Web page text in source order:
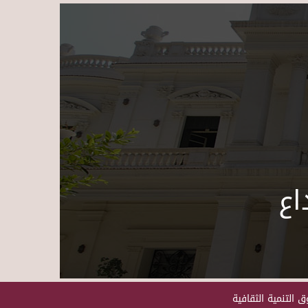
Skip to main content
التنمية الثقافية